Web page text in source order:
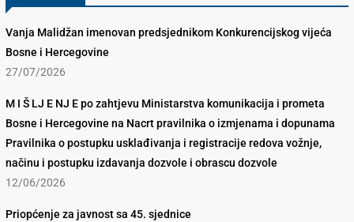
Vanja Malidžan imenovan predsjednikom Konkurencijskog vijeća
Bosne i Hercegovine
27/07/2026
M I Š LJ E NJ E po zahtjevu Ministarstva komunikacija i prometa
Bosne i Hercegovine na Nacrt pravilnika o izmjenama i dopunama
Pravilnika o postupku usklađivanja i registracije redova vožnje,
načinu i postupku izdavanja dozvole i obrascu dozvole
12/06/2026
Priopćenje za javnost sa 45. sjednice